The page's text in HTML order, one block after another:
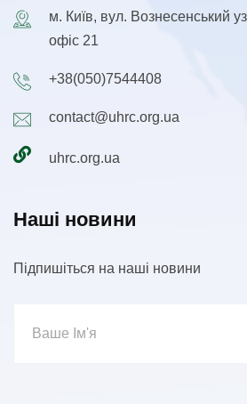
м. Київ, вул. Вознесенський
офіс 21
+38(050)7544408
contact@uhrc.org.ua
uhrc.org.ua
Наші новини
Підпишіться на наші новини